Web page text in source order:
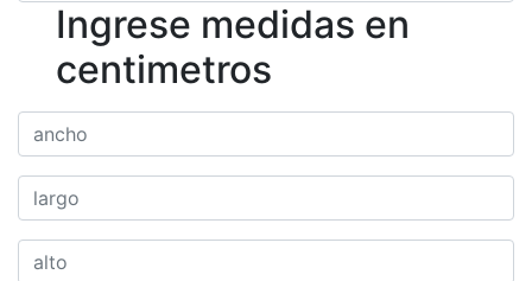
Ingrese medidas en
centimetros